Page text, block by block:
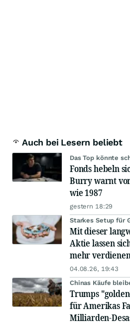
Auch bei Lesern beliebt
Das Top könnte
Fonds hebeln
Burry warnt
wie 1987
gestern 18:29
Starkes Setup für
Mit dieser
Aktie lassen
mehr
04.08.26, 19:43
Chinas Käufe
Trumps
für Amerikas
Milliarden-